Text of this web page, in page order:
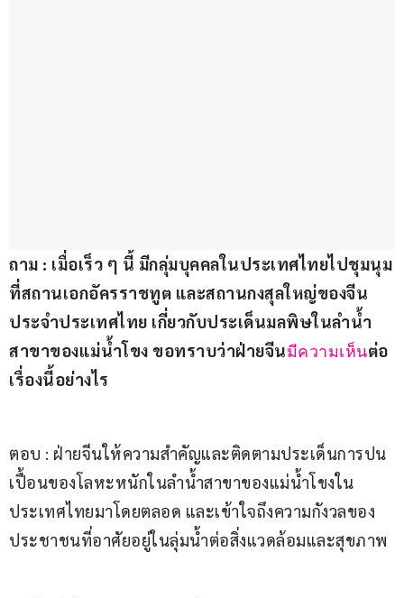
ถาม : เมื่อเร็ว ๆ นี้ มีกลุ่มบุคคลในประเทศไทยไปชุมนุม
ที่สถานเอกอัครราชทูต และสถานกงสุลใหญ่ของจีน
ประจำประเทศไทย เกี่ยวกับประเด็นมลพิษในลำน้ำ
สาขาของแม่น้ำโขง ขอทราบว่าฝ่ายจีนมีความเห็นต่อ
เรื่องนี้อย่างไร
ตอบ : ฝ่ายจีนให้ความสำคัญและติดตามประเด็นการปน
เปื้อนของโลหะหนักในลำน้ำสาขาของแม่น้ำโขงใน
ประเทศไทยมาโดยตลอด และเข้าใจถึงความกังวลของ
ประชาชนที่อาศัยอยู่ในลุ่มน้ำต่อสิ่งแวดล้อมและสุขภาพ